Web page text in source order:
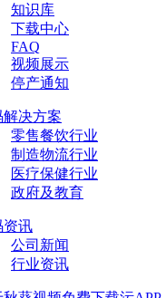
知识库
下载中心
FAQ
视频展示
停产通知
解决方案
零售餐饮行业
制造物流行业
医疗保健行业
政府及教育
资讯
公司新闻
行业资讯